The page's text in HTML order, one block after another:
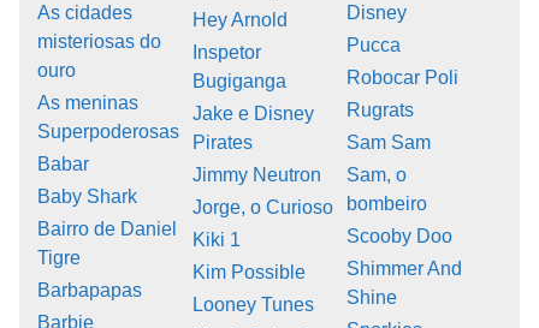
As cidades
misteriosas do
ouro
As meninas
Superpoderosas
Babar
Baby Shark
Bairro de Daniel
Tigre
Barbapapas
Barbie
Hey Arnold
Inspetor
Bugiganga
Jake e Disney
Pirates
Jimmy Neutron
Jorge, o Curioso
Kiki 1
Kim Possible
Looney Tunes
Disney
Pucca
Robocar Poli
Rugrats
Sam Sam
Sam, o
bombeiro
Scooby Doo
Shimmer And
Shine